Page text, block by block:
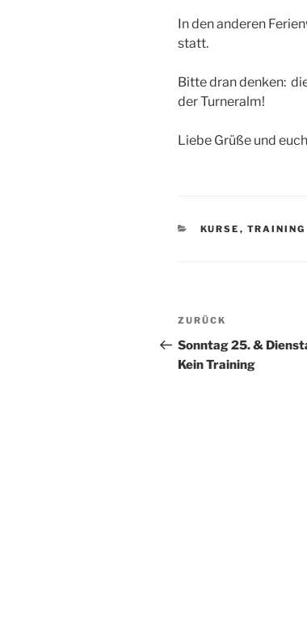
In den anderen
statt.
Bitte dran denken:
der Turneralm!
Liebe Grüße und
KATEGORIEN
KURSE , TRAINING
Vorheriger
Beitrag
ZURÜCK
Sonntag 25. &
Kein Training